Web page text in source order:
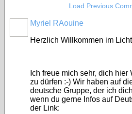
Load Previous
Myriel RAouine
Herzlich Willkommen im
Ich freue mich sehr, dich
zu dürfen :-) Wir haben auf
deutsche Gruppe, der ich
wenn du gerne Infos auf
der Link: